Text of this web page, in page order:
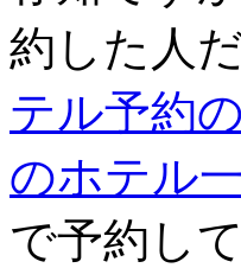
約した人
テル予約
のホテル
で予約し